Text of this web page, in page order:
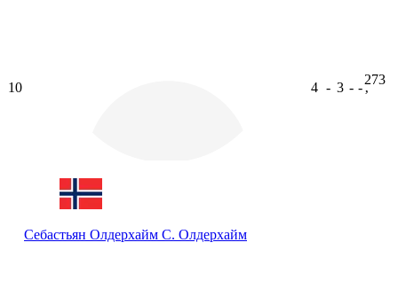
10
Себастьян Олдерхайм С. Олдерхайм
4 - 3 - -
273
ʼ